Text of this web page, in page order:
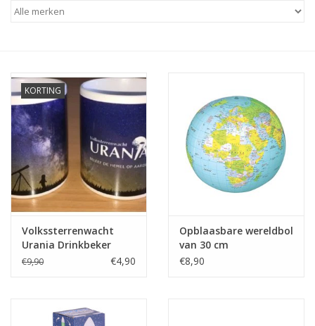
Globes / Gadgets
Weerstations
Aanbiedingen
Astrofotografie
KORTING
Volkssterrenwacht
Urania Drinkbeker
€9,90 €4,90
Opblaasbare wereldbol
van 30 cm
€8,90